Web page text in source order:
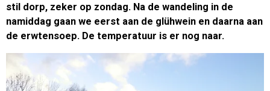
stil dorp, zeker op zondag. Na de wandeling in de
namiddag gaan we eerst aan de glühwein en daarna aan
de erwtensoep. De temperatuur is er nog naar.